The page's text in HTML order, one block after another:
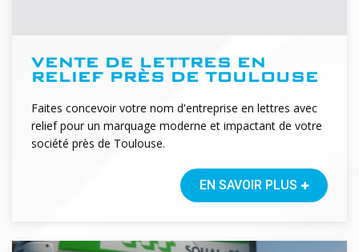
VENTE DE LETTRES EN
RELIEF PRÈS DE TOULOUSE
Faites concevoir votre nom d'entreprise en lettres avec
relief pour un marquage moderne et impactant de votre
société près de Toulouse.
EN SAVOIR PLUS